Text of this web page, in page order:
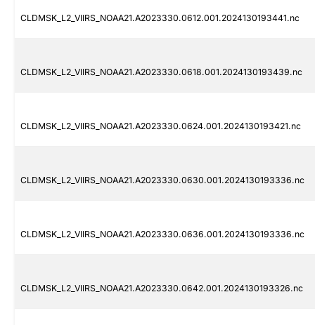
CLDMSK_L2_VIIRS_NOAA21.A2023330.0612.001.2024130193441.nc
CLDMSK_L2_VIIRS_NOAA21.A2023330.0618.001.2024130193439.nc
CLDMSK_L2_VIIRS_NOAA21.A2023330.0624.001.2024130193421.nc
CLDMSK_L2_VIIRS_NOAA21.A2023330.0630.001.2024130193336.nc
CLDMSK_L2_VIIRS_NOAA21.A2023330.0636.001.2024130193336.nc
CLDMSK_L2_VIIRS_NOAA21.A2023330.0642.001.2024130193326.nc